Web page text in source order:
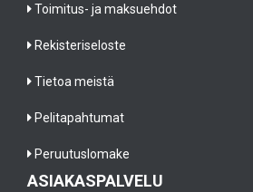
Toimitus- ja maksuehdot
Rekisteriseloste
Tietoa meistä
Pelitapahtumat
Peruutuslomake
ASIAKASPALVELU